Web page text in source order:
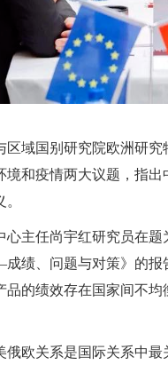
区域国别研究院欧洲研
和疫情两大议题，指
心主任尚宇红研究员在
绩、问题与对策》的
的绩效存在国家间不
俄欧关系是国际关系中